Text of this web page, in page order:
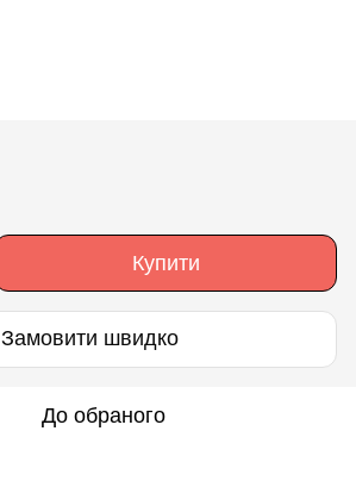
Купити
Замовити швидко
До обраного